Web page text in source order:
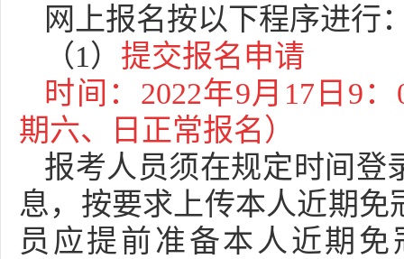
网上报名按以下程序进行
（1） 提交报名申请
时间：2022年9月17日9
期六、日正常报名）
报考人员须在规定时间登
息，按要求上传本人近期
员应提前准备本人近期